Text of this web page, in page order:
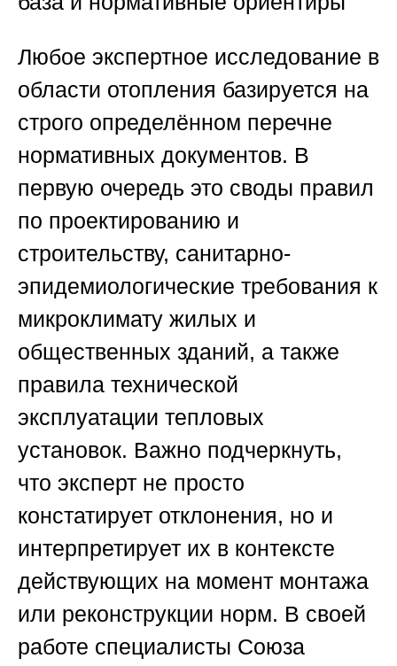
Любое экспертное исследование в
области отопления базируется на
строго определённом перечне
нормативных документов. В
первую очередь это своды правил
по проектированию и
строительству, санитарно-
эпидемиологические требования к
микроклимату жилых и
общественных зданий, а также
правила технической
эксплуатации тепловых
установок. Важно подчеркнуть,
что эксперт не просто
констатирует отклонения, но и
интерпретирует их в контексте
действующих на момент монтажа
или реконструкции норм. В своей
работе специалисты Союза